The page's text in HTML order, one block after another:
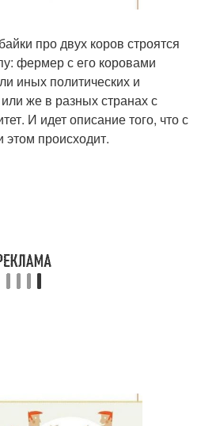
про двух коров строятся
фермер с его коровами
иных политических и
же в разных странах с
И идет описание того, что с
этом происходит.